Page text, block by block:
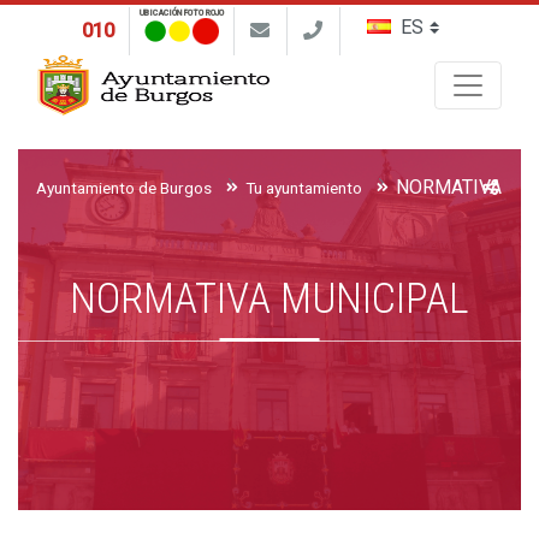
010
UBICACIÓN FOTO ROJO
Ayuntamiento de Burgos Tu ayuntamiento NORMATIVA
NORMATIVA MUNICIPAL